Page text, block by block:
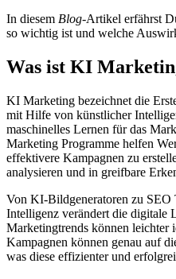
In diesem Blog-Artikel erfährst
so wichtig ist und welche
Was ist KI
KI Marketing bezeichnet die
mit Hilfe von künstlicher
maschinelles Lernen für das
Marketing Programme helfen
effektivere Kampagnen zu
analysieren und in greifbare
Von KI-Bildgeneratoren zu SEO
Intelligenz verändert die digitale
Marketingtrends können leichter
Kampagnen können genau auf
was diese effizienter und